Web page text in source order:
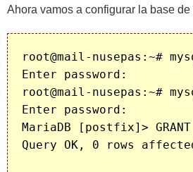
Ahora vamos a configurar la base
root@mail-nusepas:~#
Enter password:
root@mail-nusepas:~#
Enter password:
MariaDB [postfix]>
Query OK, 0 rows